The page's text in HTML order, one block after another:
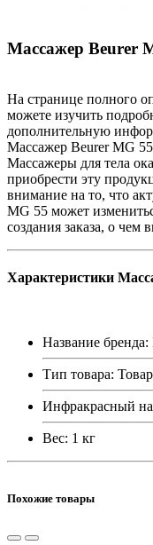
Массажер Beurer
На странице полного
можете изучить
дополнительную
Массажер Beurer MG
Массажеры для тела
приобрести эту
внимание на то, что
MG 55 может
создания заказа, о чем
Характеристики
Название бренда:
Тип товара:
Инфракрасный
Вес: 1 кг
Похожие товары